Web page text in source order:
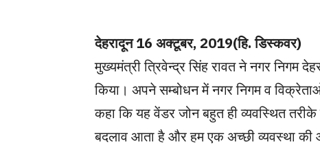
देहरादून 16 अक्टूबर, 2019(हि. डिस्कवर)
मुख्यमंत्री त्रिवेन्द्र सिंह रावत ने नगर निगम
किया। अपने सम्बोधन में नगर निगम व
कहा कि यह वेंडर जोन बहुत ही व्यवस्थित तरीके
बदलाव आता है और हम एक अच्छी व्यवस्था